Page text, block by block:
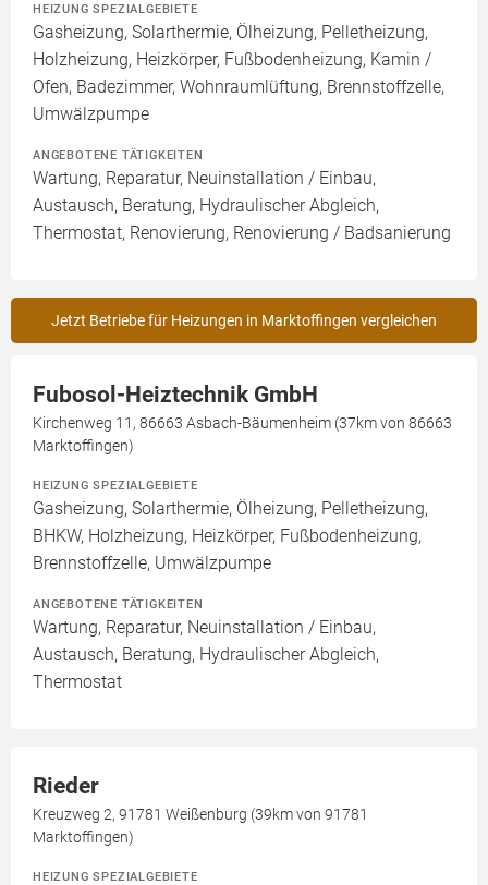
HEIZUNG SPEZIALGEBIETE
Gasheizung, Solarthermie, Ölheizung, Pelletheizung,
Holzheizung, Heizkörper, Fußbodenheizung, Kamin /
Ofen, Badezimmer, Wohnraumlüftung, Brennstoffzelle,
Umwälzpumpe
ANGEBOTENE TÄTIGKEITEN
Wartung, Reparatur, Neuinstallation / Einbau,
Austausch, Beratung, Hydraulischer Abgleich,
Thermostat, Renovierung, Renovierung / Badsanierung
Jetzt Betriebe für Heizungen in Marktoffingen vergleichen
Fubosol-Heiztechnik GmbH
Kirchenweg 11, 86663 Asbach-Bäumenheim (37km von 86663
Marktoffingen)
HEIZUNG SPEZIALGEBIETE
Gasheizung, Solarthermie, Ölheizung, Pelletheizung,
BHKW, Holzheizung, Heizkörper, Fußbodenheizung,
Brennstoffzelle, Umwälzpumpe
ANGEBOTENE TÄTIGKEITEN
Wartung, Reparatur, Neuinstallation / Einbau,
Austausch, Beratung, Hydraulischer Abgleich,
Thermostat
Rieder
Kreuzweg 2, 91781 Weißenburg (39km von 91781
Marktoffingen)
HEIZUNG SPEZIALGEBIETE